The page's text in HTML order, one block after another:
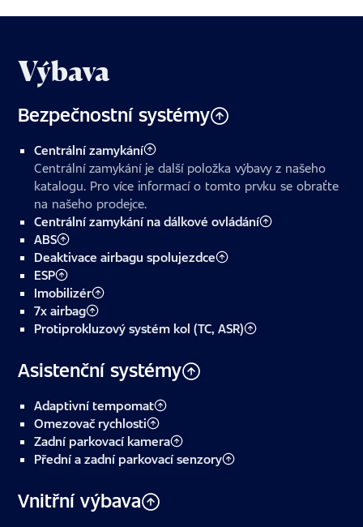
Výbava
Bezpečnostní systémy
Centrální zamykání
Centrální zamykání je další položka výbavy z našeho
katalogu. Pro více informací o tomto prvku se obraťte
na našeho prodejce.
Centrální zamykání na dálkové ovládání
ABS
Deaktivace airbagu spolujezdce
ESP
Imobilizér
7x airbag
Protiprokluzový systém kol (TC, ASR)
Asistenční systémy
Adaptivní tempomat
Omezovač rychlosti
Zadní parkovací kamera
Přední a zadní parkovací senzory
Vnitřní výbava